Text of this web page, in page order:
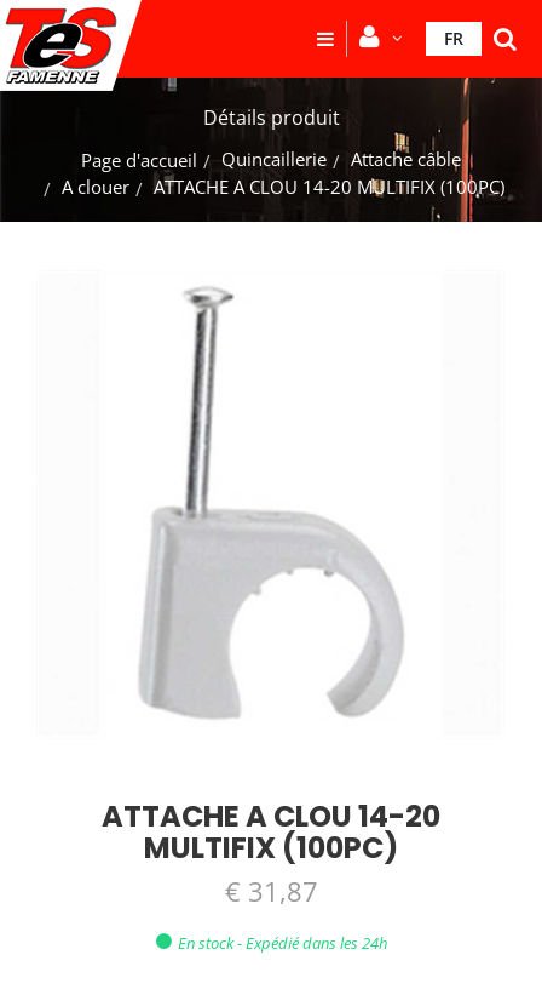
FR
Détails produit
Page d'accueil Quincaillerie
Attache câble
A clouer
ATTACHE A CLOU 14-20 MULTIFIX (100PC)
ATTACHE A CLOU 14-20
MULTIFIX (100PC)
€ 31,87
En stock - Expédié dans les 24h